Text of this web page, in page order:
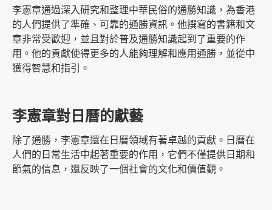
李憲章通過深入研究和整理中華民俗的通勝知識，為香港
的人們提供了準確、可靠的通勝資訊。他撰寫的書籍和文
章非常受歡迎，並且對於普及通勝知識起到了重要的作
用。他的貢獻使得更多的人能夠理解和應用通勝，並從中
獲得智慧和指引。
李憲章對日曆的獻藝
除了通勝，李憲章還在日曆領域有著卓越的貢獻。日曆在
人們的日常生活中起著重要的作用，它們不僅提供日期和
節氣的信息，還反映了一個社會的文化和價值觀。